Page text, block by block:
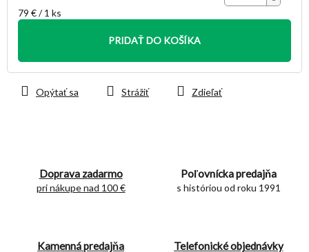
Jednotková
cena:
79 € / 1 ks
PRIDAŤ DO KOŠÍKA
Doprava zadarmo
pri nákupe nad 100 €
Poľovnícka predajňa
s históriou od roku 1991
Kamenná predajňa Telefonické objednávky
Opýtať sa Strážiť Zdieľať